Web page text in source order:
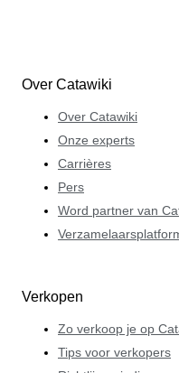
Over Catawiki
Over Catawiki
Onze experts
Carrières
Pers
Word partner van
Verkopen
Zo verkoop je op
Tips voor verkopers